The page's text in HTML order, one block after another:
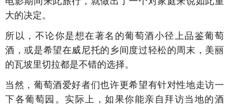
大的决定。
所以，不论你是想在著名的葡萄酒小径上品鉴葡萄
酒，或是希望在威尼托的乡间度过轻松的周末，美丽
的瓦坡里切拉都是不错的选择。
当然，葡萄酒爱好者们也许更希望有针对性地走访一
下各葡萄园。实际上，如果你能亲自拜访当地的酒